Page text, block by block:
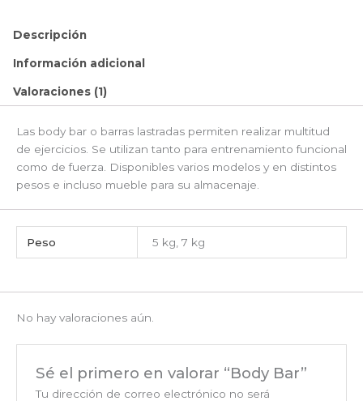
Descripción
Información adicional
Valoraciones (1)
Las body bar o barras lastradas permiten realizar multitud
de ejercicios. Se utilizan tanto para entrenamiento funcional
como de fuerza. Disponibles varios modelos y en distintos
pesos e incluso mueble para su almacenaje.
Peso 5 kg, 7 kg
No hay valoraciones aún.
Sé el primero en valorar “Body Bar”
Tu dirección de correo electrónico no será